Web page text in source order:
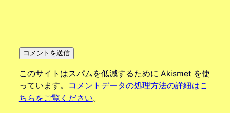
このサイトはスパムを低減するために Akismet を使
っています。
コメントデータの処理方法の詳細はこ
ちらをご覧ください。